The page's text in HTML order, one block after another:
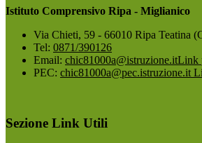
Istituto Comprensivo Ripa - Miglianico
Via Chieti, 59 - 66010 Ripa Teatina
Tel: 0871/390126
Email: chic81000a@istruzione.itLink
PEC: chic81000a@pec.istruzione.it
Sezione Link Utili